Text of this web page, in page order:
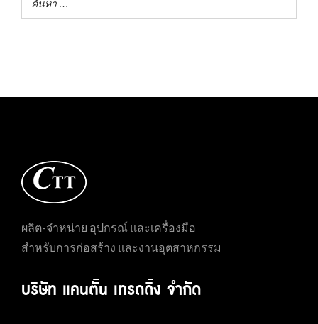
ผลิต-จำหน่าย อุปกรณ์ และเครื่องมือ
สำหรับการก่อสร้าง และงานอุตสาหกรรม
บริษัท แคนตั้น เทรดดิ้ง จำกัด